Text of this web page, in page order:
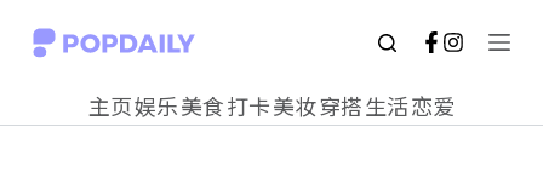
S
主页娱乐美食打卡美妆穿搭生活恋爱